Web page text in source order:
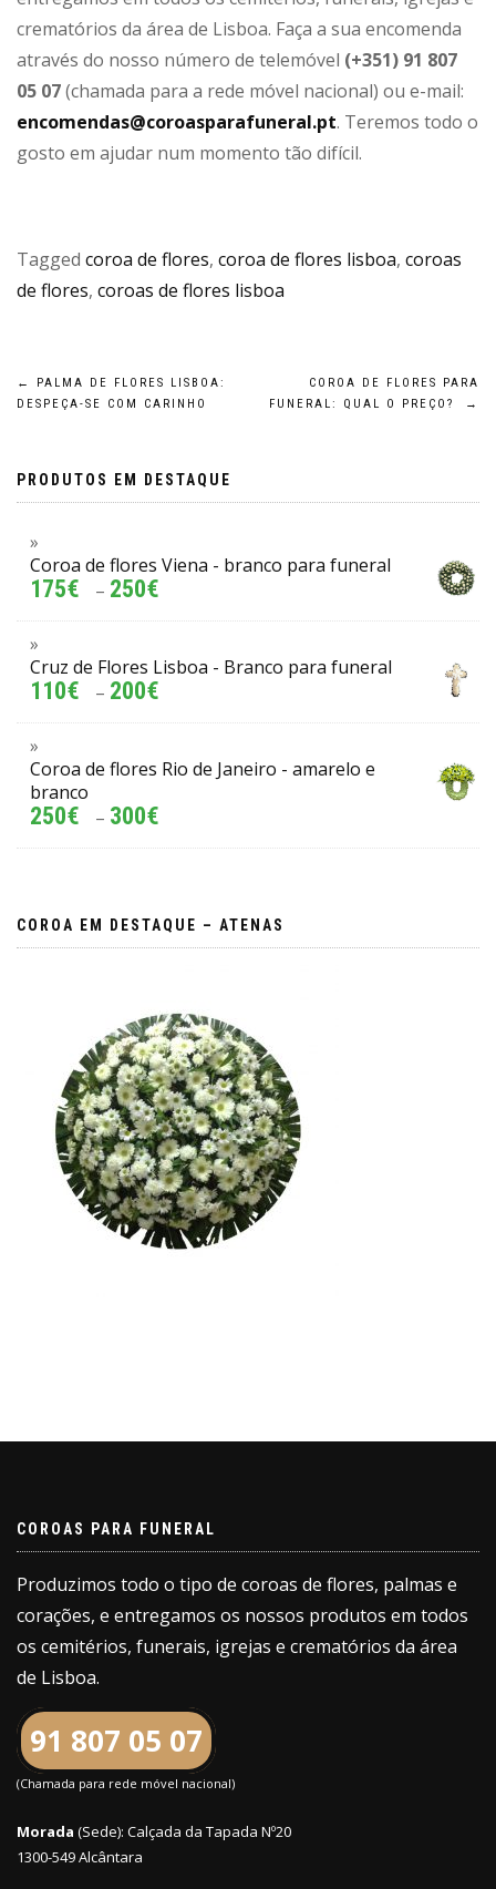
crematórios da área de Lisboa. Faça a sua encomenda
através do nosso número de telemóvel (+351) 91 807
05 07(chamada para a rede móvel nacional) ou e-mail:
encomendas@coroasparafuneral.pt. Teremos todo o
gosto em ajudar num momento tão difícil.
Tagged coroa de flores, coroa de flores lisboa, coroas
de flores, coroas de flores lisboa
Navegação
artigos
←
PALMA DE FLORES LISBOA:
DESPEÇA-SE COM CARINHO
COROA DE FLORES PARA
FUNERAL: QUAL O PREÇO?
→
PRODUTOS EM DESTAQUE
Coroa de flores Viena - branco para funeral
175€ – 250€
Cruz de Flores Lisboa - Branco para funeral
110€ – 200€
Coroa de flores Rio de Janeiro - amarelo e
branco
250€ – 300€
COROA EM DESTAQUE – ATENAS
COROAS PARA FUNERAL
Produzimos todo o tipo de coroas de flores, palmas e
corações, e entregamos os nossos produtos em todos
os cemitérios, funerais, igrejas e crematórios da área
de Lisboa.
91 807 05 07
(Chamada para rede móvel nacional)
Morada (Sede): Calçada da Tapada Nº20
1300-549 Alcântara